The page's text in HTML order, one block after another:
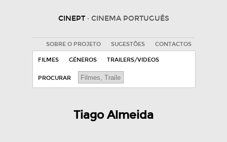
CINEPT · CINEMA PORTUGUÊS
SOBRE O PROJETO SUGESTÕES CONTACTOS
FILMES GÉNEROS TRAILERS/VIDEOS
PROCURAR
Tiago Almeida